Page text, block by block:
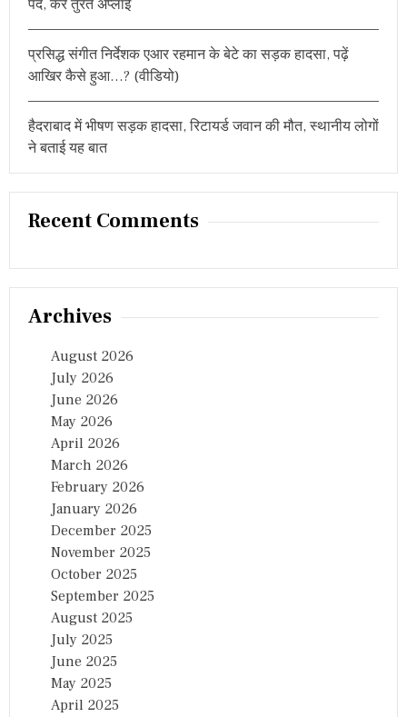
पद, करें तुरंत अप्लाई
प्रसिद्ध संगीत निर्देशक एआर रहमान के बेटे का सड़क हादसा, पढ़ें
आखिर कैसे हुआ…? (वीडियो)
हैदराबाद में भीषण सड़क हादसा, रिटायर्ड जवान की मौत, स्थानीय लोगों
ने बताई यह बात
Recent Comments
Archives
August 2026
July 2026
June 2026
May 2026
April 2026
March 2026
February 2026
January 2026
December 2025
November 2025
October 2025
September 2025
August 2025
July 2025
June 2025
May 2025
April 2025